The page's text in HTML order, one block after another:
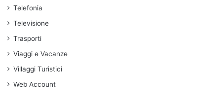
Telefonia
Televisione
Trasporti
Viaggi e Vacanze
Villaggi Turistici
Web Account